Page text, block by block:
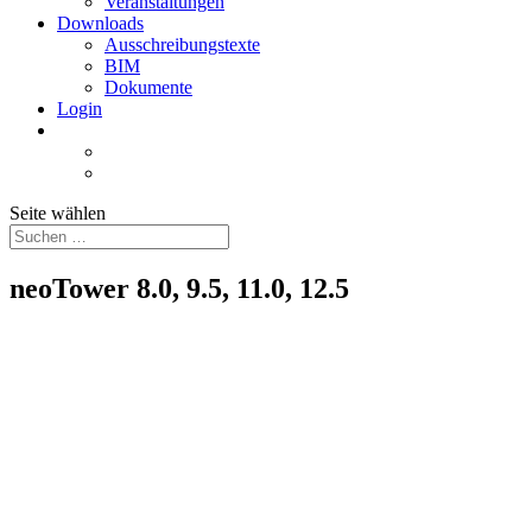
Downloads
Ausschreibungstexte
BIM
Dokumente
Login
Seite wählen
neoTower 8.0, 9.5, 11.0, 12.5